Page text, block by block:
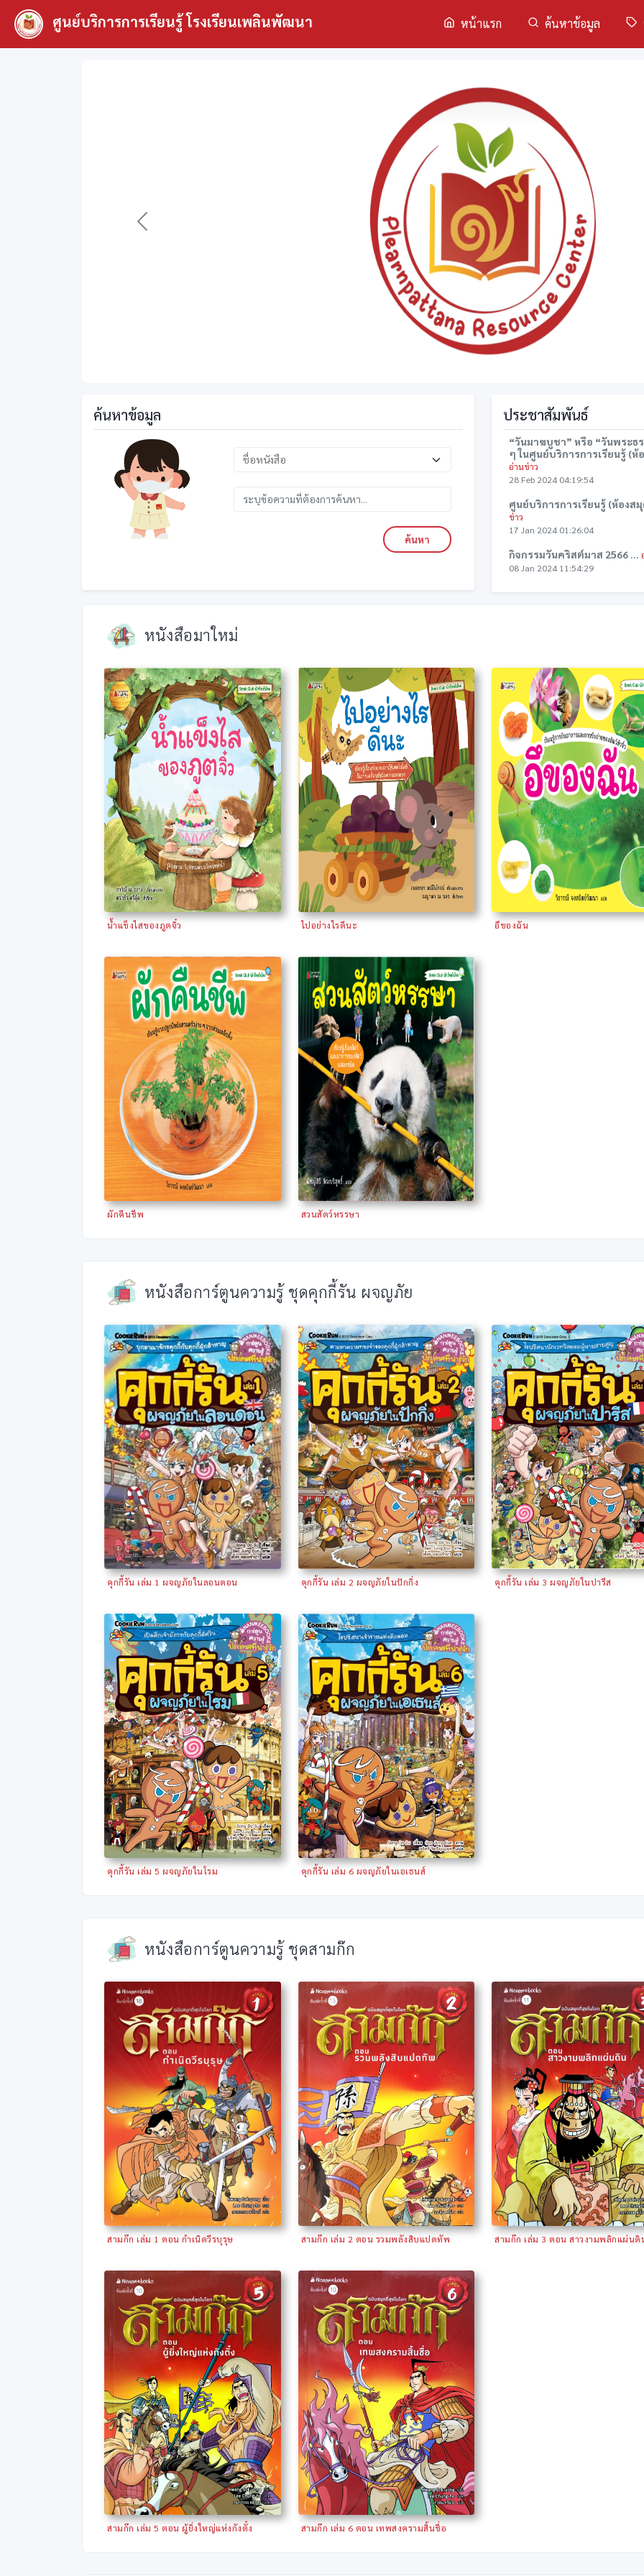
ศูนย์บริการการเรียนรู้ โรงเรียนเพลินพัฒนา หน้าแรก ค้นหาข้อมูล
Previous
ค้นหาข้อมูล
ค้นหา
ประชาสัมพันธ์
“วันมาฆบูชา” หรือ “วันพระธ
ๆ ในศูนย์บริการการเรียนรู้ (ห้
อ่านข่าว
28 Feb 2024 04:19:54
ศูนย์บริการการเรียนรู้ (ห้องสมุ
ข่าว
17 Jan 2024 01:26:04
กิจกรรมวันคริสต์มาส 2566 ...
08 Jan 2024 11:54:29
หนังสือมาใหม่
น้ำแข็งไสของภูตจิ๋ว ไปอย่างไรดีนะ อึของฉัน
ผักคืนชีพ สวนสัตว์หรรษา
หนังสือการ์ตูนความรู้ ชุดคุกกี้รัน ผจญภัย
คุกกี้รัน เล่ม 1 ผจญภัยในลอนดอน คุกกี้รัน เล่ม 2 ผจญภัยในปักกิ่ง คุกกี้รัน เล่ม 3 ผจญภัยในปารีส
คุกกี้รัน เล่ม 5 ผจญภัยในโรม คุกกี้รัน เล่ม 6 ผจญภัยในเอเธนส์
หนังสือการ์ตูนความรู้ ชุดสามก๊ก
สามก๊ก เล่ม 1 ตอน กำเนิดวีรบุรุษ สามก๊ก เล่ม 2 ตอน รวมพลังสิบแปดทัพ สามก๊ก เล่ม 3 ตอน สาวงามพลิกแผ่นดิ
สามก๊ก เล่ม 5 ตอน ผู้ยิ่งใหญ่แห่งกังตั๋ง สามก๊ก เล่ม 6 ตอน เทพสงครามสิ้นชื่อ